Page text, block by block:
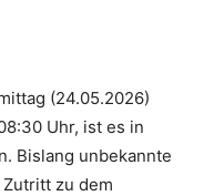
(24.05.2026)
Uhr, ist es in
Bislang unbekannte
zu dem